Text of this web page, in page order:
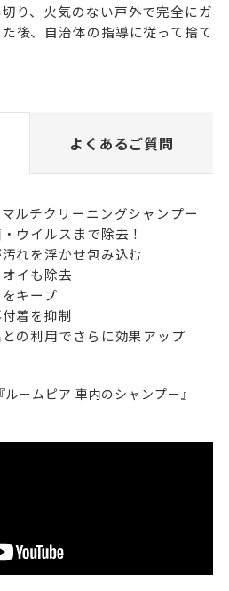
り、火気のない戸外で完全にガ
後、自治体の指導に従って捨て
よくあるご質問
ルチクリーニングシャンプー
ウイルスまで除去！
れを浮かせ包み込む
イも除去
キープ
着を抑制
の利用でさらに効果アップ
ームピア 車内のシャンプー』